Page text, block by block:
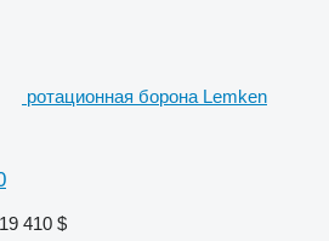
ротационная борона Lemken
410 $